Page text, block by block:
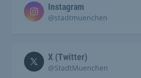
Instagram
@stadtmuenchen
X (Twitter)
@StadtMuenchen